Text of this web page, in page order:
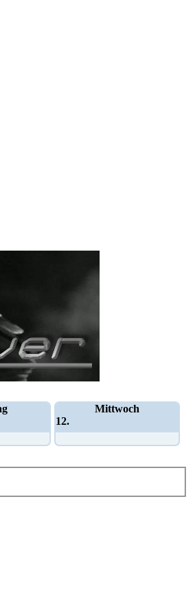
Mittwoch
12.